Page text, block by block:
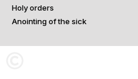
Holy orders
Anointing of the sick